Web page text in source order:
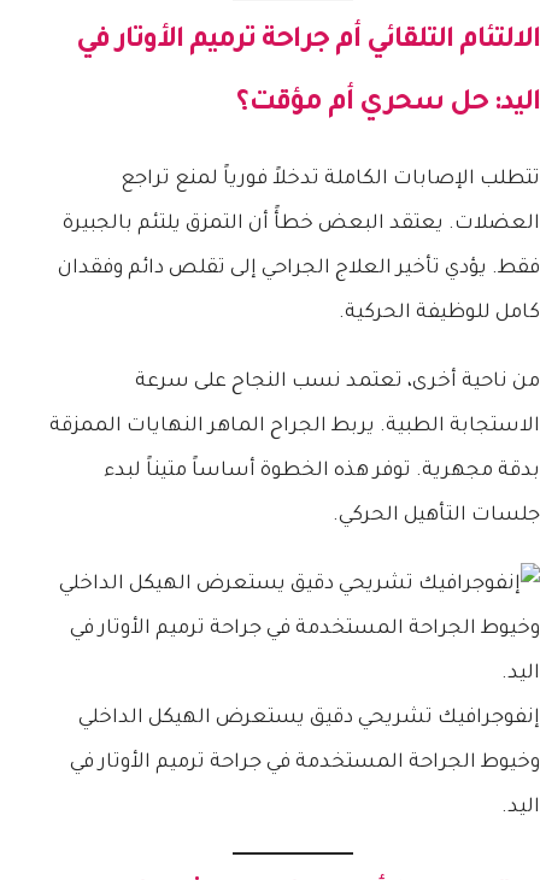
الالتئام التلقائي أم جراحة ترميم الأوتار في
اليد: حل سحري أم مؤقت؟
تتطلب الإصابات الكاملة تدخلاً فورياً لمنع تراجع
العضلات. يعتقد البعض خطأً أن التمزق يلتئم بالجبيرة
فقط. يؤدي تأخير العلاج الجراحي إلى تقلص دائم وفقدان
كامل للوظيفة الحركية.
من ناحية أخرى، تعتمد نسب النجاح على سرعة
الاستجابة الطبية. يربط الجراح الماهر النهايات الممزقة
بدقة مجهرية. توفر هذه الخطوة أساساً متيناً لبدء
جلسات التأهيل الحركي.
إنفوجرافيك تشريحي دقيق يستعرض الهيكل الداخلي
وخيوط الجراحة المستخدمة في جراحة ترميم الأوتار في
اليد.